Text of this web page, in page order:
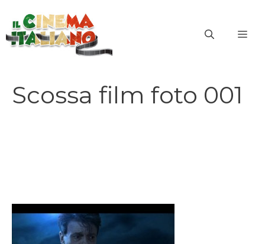
contenuto
Scossa film foto 001